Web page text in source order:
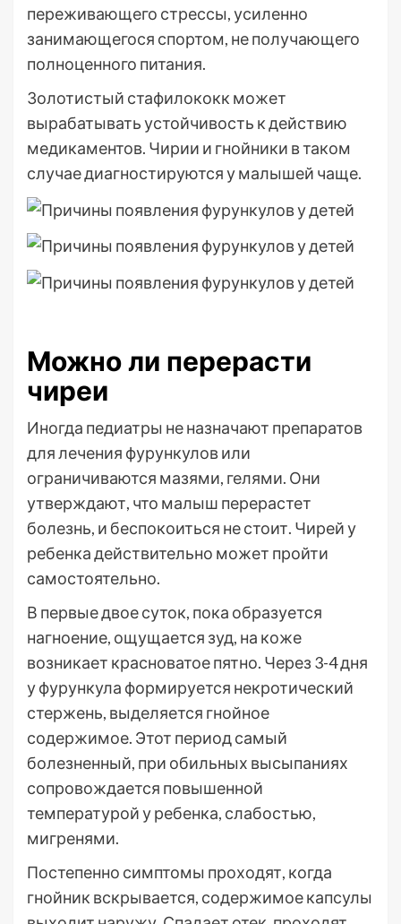
переживающего стрессы, усиленно
занимающегося спортом, не получающего
полноценного питания.
Золотистый стафилококк может
вырабатывать устойчивость к действию
медикаментов. Чирии и гнойники в таком
случае диагностируются у малышей чаще.
Можно ли перерасти
чиреи
Иногда педиатры не назначают препаратов
для лечения фурункулов или
ограничиваются мазями, гелями. Они
утверждают, что малыш перерастет
болезнь, и беспокоиться не стоит. Чирей у
ребенка действительно может пройти
самостоятельно.
В первые двое суток, пока образуется
нагноение, ощущается зуд, на коже
возникает красноватое пятно. Через 3-4 дня
у фурункула формируется некротический
стержень, выделяется гнойное
содержимое. Этот период самый
болезненный, при обильных высыпаниях
сопровождается повышенной
температурой у ребенка, слабостью,
мигренями.
Постепенно симптомы проходят, когда
гнойник вскрывается, содержимое капсулы